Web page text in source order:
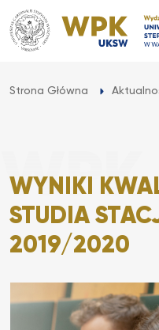
Przejdź
do
treści
Strona Główna
WYNIKI
STUDIA
2019/2020